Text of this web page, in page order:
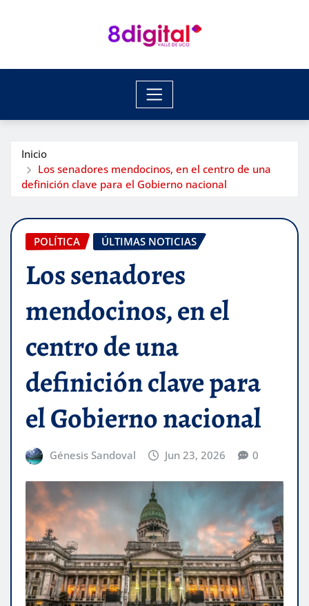
Inicio
Los senadores mendocinos, en el centro de una
definición clave para el Gobierno nacional
POLÍTICA ÚLTIMAS NOTICIAS
Los senadores
mendocinos, en el
centro de una
definición clave para
el Gobierno nacional
Génesis Sandoval Jun 23, 2026 0